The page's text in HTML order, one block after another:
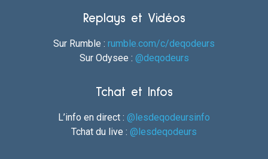
Replays et Vidéos
Sur Rumble : rumble.com/c/deqodeurs
Sur Odysee : @deqodeurs
Tchat et Infos
L’info en direct : @lesdeqodeursinfo
Tchat du live : @lesdeqodeurs